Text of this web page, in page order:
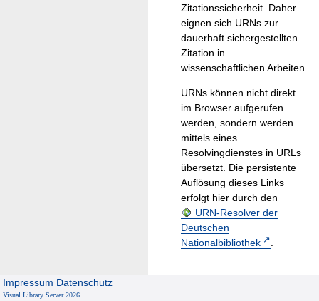
Zitationssicherheit. Daher
eignen sich URNs zur
dauerhaft sichergestellten
Zitation in
wissenschaftlichen Arbeiten.
URNs können nicht direkt
im Browser aufgerufen
werden, sondern werden
mittels eines
Resolvingdienstes in URLs
übersetzt. Die persistente
Auflösung dieses Links
erfolgt hier durch den
URN-Resolver der
Deutschen
Nationalbibliothek
.
Impressum Datenschutz
Visual Library Server 2026